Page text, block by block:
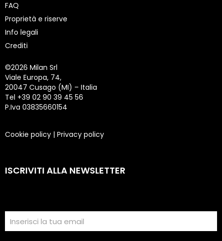
FAQ
Proprietà e riserve
Info legali
Crediti
©2026 Milan Srl
Viale Europa, 74,
20047 Cusago (MI) – Italia
Tel +39 02 90 39 45 56
P.Iva 03835660154
Cookie policy | Privacy policy
ISCRIVITI ALLA NEWSLETTER